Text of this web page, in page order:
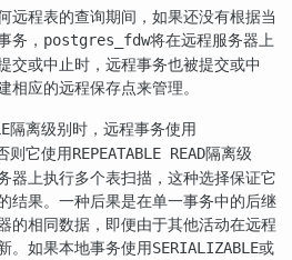
远程表的查询期间，如果还没有根据当
务， postgres_fdw将在远程服务器上
交或中止时，远程事务也被提交或中
相应的远程保存点来管理。
隔离级别时，远程事务使用
则它使用REPEATABLE READ隔离级
器上执行多个表扫描，这种选择保证它
结果。一种后果是在单一事务中的后继
的相同数据，即便由于其他活动在远程
。如果本地事务使用SERIALIZABLE或